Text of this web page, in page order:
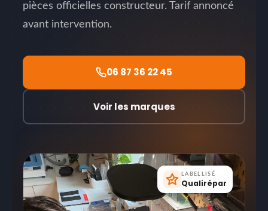
pièces officielles constructeur. Tarif annoncé
avant intervention.
06 87 36 22 45
Voir les marques
LABELLISÉ
Qualirépar